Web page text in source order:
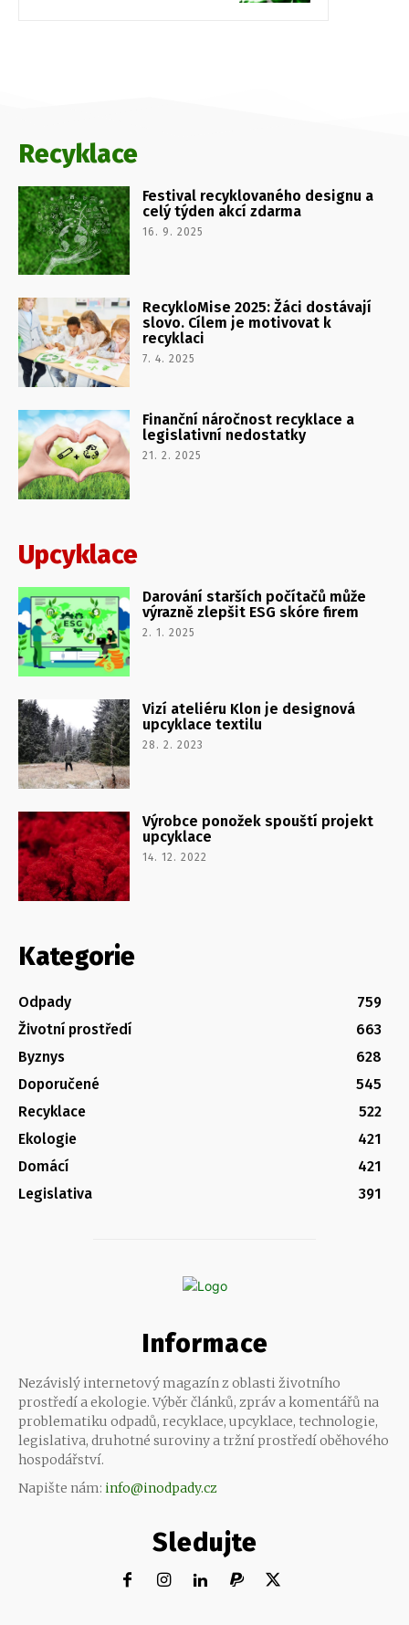
Recyklace
Festival recyklovaného designu a
celý týden akcí zdarma
16. 9. 2025
RecykloMise 2025: Žáci dostávají
slovo. Cílem je motivovat k
recyklaci
7. 4. 2025
Finanční náročnost recyklace a
legislativní nedostatky
21. 2. 2025
Upcyklace
Darování starších počítačů může
výrazně zlepšit ESG skóre firem
2. 1. 2025
Vizí ateliéru Klon je designová
upcyklace textilu
28. 2. 2023
Výrobce ponožek spouští projekt
upcyklace
14. 12. 2022
Kategorie
Odpady
759
Životní prostředí
663
Byznys
628
Doporučené
545
Recyklace
522
Ekologie
421
Domácí
421
Legislativa
391
Informace
Nezávislý internetový magazín z oblasti životního
prostředí a ekologie. Výběr článků, zpráv a komentářů na
problematiku odpadů, recyklace, upcyklace, technologie,
legislativa, druhotné suroviny a tržní prostředí oběhového
hospodářství.
Napište nám: info@inodpady.cz
Sledujte